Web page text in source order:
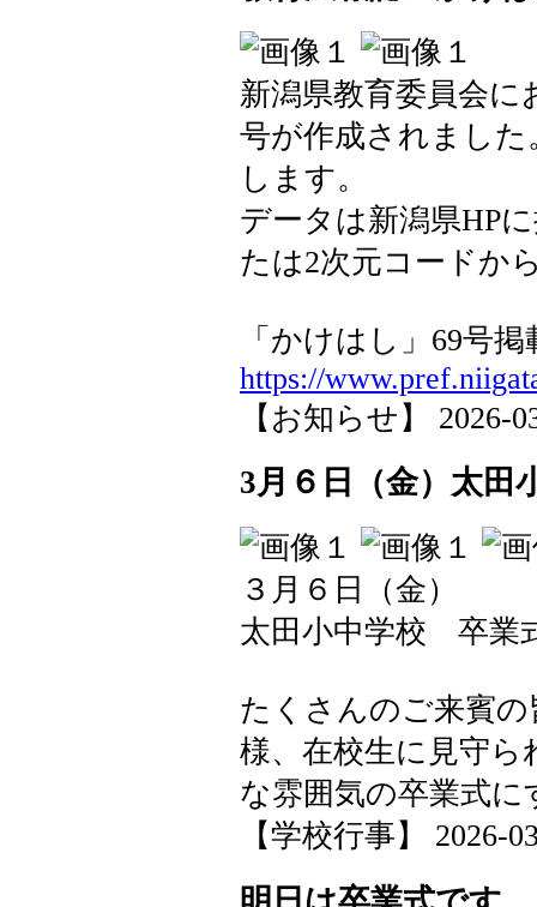
新潟県教育委員会に
号が作成されまし
します。
データは新潟県HP
たは2次元コードか
「かけはし」69号
https://
【お知らせ】 2026-
3月６日（金）太
３月６日（金）
太田小中学校 卒業
たくさんのご来賓
様、在校生に見守
な雰囲気の卒業式
【学校行事】 2026-